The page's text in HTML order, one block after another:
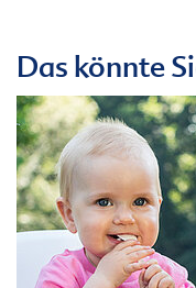
Das könnte